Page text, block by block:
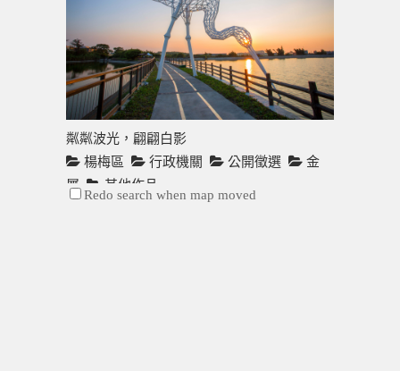
粼粼波光，翩翩白影
楊梅區
行政機關 公開徵選
金
屬
其他作品
Redo search when map moved